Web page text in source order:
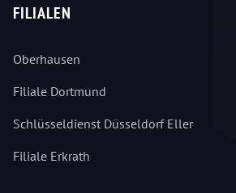
FILIALEN
Oberhausen
Filiale Dortmund
Schlüsseldienst Düsseldorf Eller
Filiale Erkrath